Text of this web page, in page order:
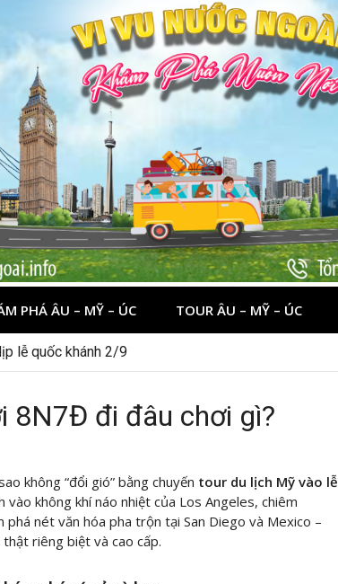
PHÁ ÂU – MỸ – ÚC TOUR ÂU – MỸ – ÚC
lễ quốc khánh 2/9
8N7Đ đi đâu chơi gì?
không “đổi gió” bằng chuyến tour du lịch Mỹ vào lễ
vào không khí náo nhiệt của Los Angeles, chiêm
nét văn hóa pha trộn tại San Diego và Mexico –
riêng biệt và cao cấp.